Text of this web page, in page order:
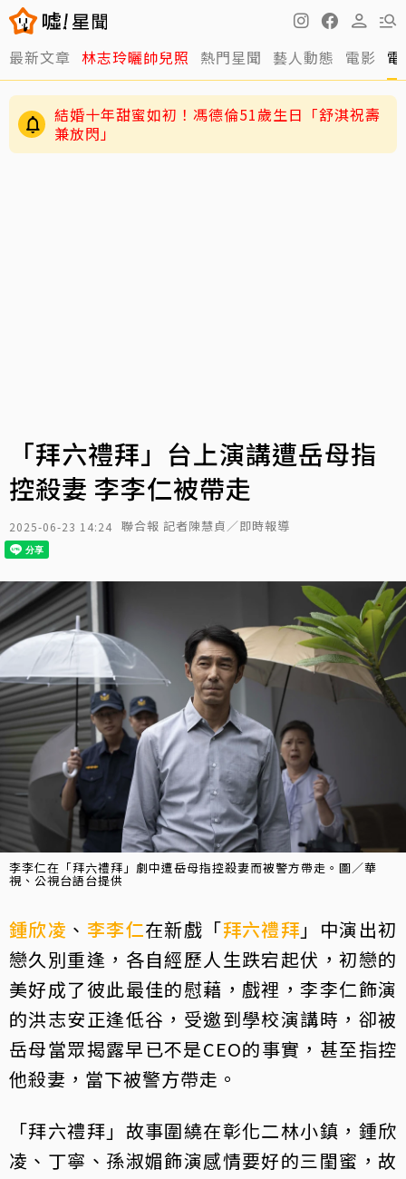
最新文章 林志玲曬帥兒照 熱門星聞 藝人動態 電影
結婚十年甜蜜如初！馮德倫51歲生日「舒淇祝壽
兼放閃」
「拜六禮拜」台上演講遭岳母指
控殺妻 李李仁被帶走
2025-06-23 14:24 聯合報 記者陳慧貞／即時報導
李李仁在「拜六禮拜」劇中遭岳母指控殺妻而被警方帶走。圖／華
視、公視台語台提供
鍾欣凌 、 李李仁在新戲「拜六禮拜 」中演出初
戀久別重逢，各自經歷人生跌宕起伏，初戀的
美好成了彼此最佳的慰藉，戲裡，李李仁飾演
的洪志安正逢低谷，受邀到學校演講時，卻被
岳母當眾揭露早已不是CEO的事實，甚至指控
他殺妻，當下被警方帶走。
「拜六禮拜」故事圍繞在彰化二林小鎮，鍾欣
凌、丁寧、孫淑媚飾演感情要好的三閨蜜，故